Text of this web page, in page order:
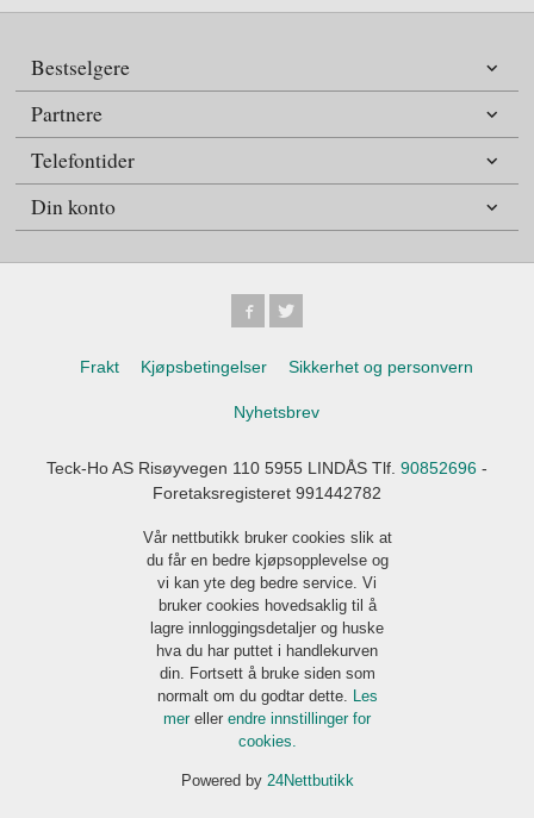
Bestselgere
Partnere
Telefontider
Din konto
Frakt Kjøpsbetingelser Sikkerhet og personvern
Nyhetsbrev
Teck-Ho AS Risøyvegen 110 5955 LINDÅS Tlf. 90852696 -
Foretaksregisteret 991442782
Vår nettbutikk bruker cookies slik at
du får en bedre kjøpsopplevelse og
vi kan yte deg bedre service. Vi
bruker cookies hovedsaklig til å
lagre innloggingsdetaljer og huske
hva du har puttet i handlekurven
din. Fortsett å bruke siden som
normalt om du godtar dette. Les
mer eller endre innstillinger for
cookies.
Powered by 24Nettbutikk